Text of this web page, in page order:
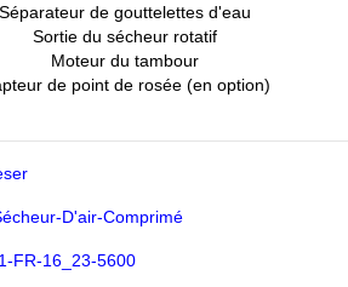
Séparateur de gouttelettes d'eau
Sortie du sécheur rotatif
Moteur du tambour
de point de rosée (en option)
D'air-Comprimé
FR-16_23-5600